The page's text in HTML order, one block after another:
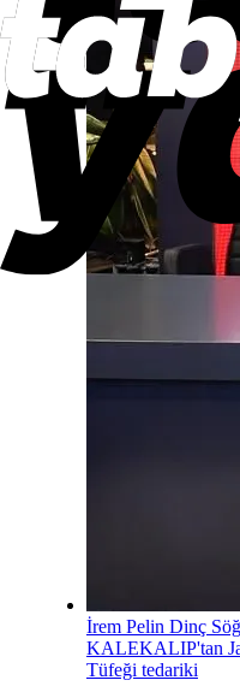
İrem Pelin Dinç
KALEKALIP'tan
Tüfeği tedariki